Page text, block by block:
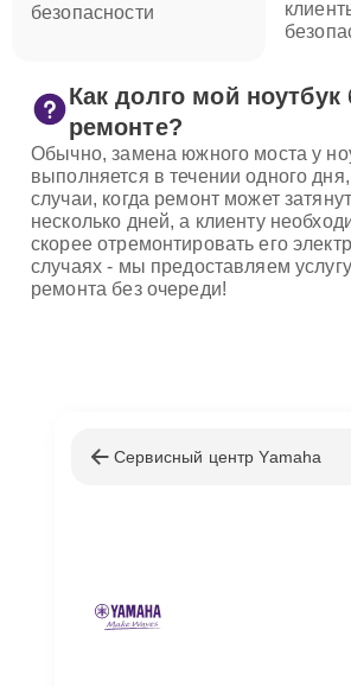
безопасности
Как долго мой ноутбук
ремонте?
Обычно, замена южного моста у
выполняется в течении одного
случаи, когда ремонт может
несколько дней, а клиенту
скорее отремонтировать его
случаях - мы предоставляем
ремонта без очереди!
Сервисный центр Yamaha